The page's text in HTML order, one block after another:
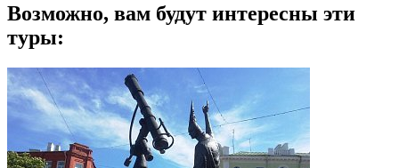
Возможно, вам будут интересны эти
туры: